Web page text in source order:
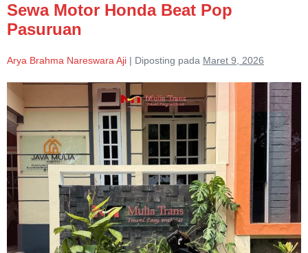
Sewa Motor Honda Beat Pop
Pasuruan
Arya Brahma Nareswara Aji | Diposting pada Maret 9, 2026
Sewa
Motor
Honda
Beat
Pop
Pasuruan